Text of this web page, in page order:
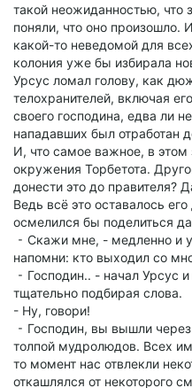
такой неожиданностью, что
поняли, что оно произошло.
какой-то неведомой для
колония уже бы избирала
Урсус ломал голову, как
телохранителей, включая
своего господина, едва ли
нападавших был отработан
И, что самое важное, в
окружения Торбетота.
донести это до правителя?
Ведь всё это оставалось
осмелился бы поделиться
⁃ Скажи мне, - медленно и
напомни: кто выходил со
⁃ Господин.. - начал Урсус
тщательно подбирая слова.
- Ну, говори!
⁃ Господин, вы вышли
толпой мудролюдов. Всех
то момент нас отвлекли
откашлялся от некоторого